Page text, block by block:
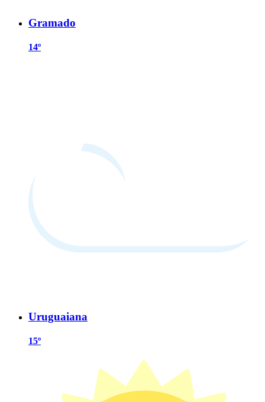
Gramado
14º
Uruguaiana
15º